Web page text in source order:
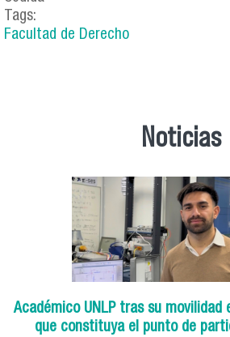
Tags:
Facultad de Derecho
Noticias
Académico UNLP tras su movilidad
que constituya el punto de